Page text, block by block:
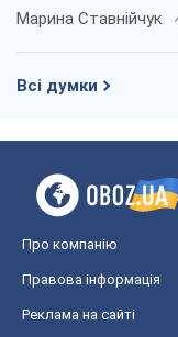
Марина Ставнійчук
Всі думки
Про компанію
Правова інформація
Реклама на сайті